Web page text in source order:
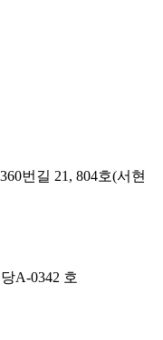
번길 21, 804호(서현
A-0342 호